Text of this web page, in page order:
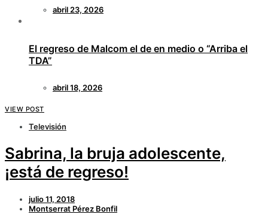
abril 23, 2026
El regreso de Malcom el de en medio o “Arriba el
TDA”
abril 18, 2026
VIEW POST
Televisión
Sabrina, la bruja adolescente,
¡está de regreso!
julio 11, 2018
Montserrat Pérez Bonfil